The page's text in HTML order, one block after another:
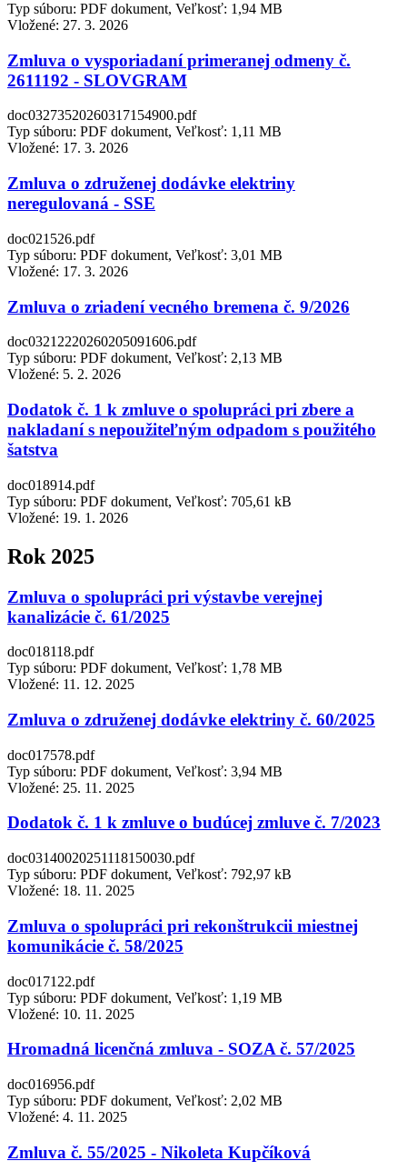
Typ súboru: PDF dokument, Veľkosť: 1,94 MB
Vložené: 27. 3. 2026
Zmluva o vysporiadaní primeranej odmeny č.
2611192 - SLOVGRAM
doc03273520260317154900.pdf
Typ súboru: PDF dokument, Veľkosť: 1,11 MB
Vložené: 17. 3. 2026
Zmluva o združenej dodávke elektriny
neregulovaná - SSE
doc021526.pdf
Typ súboru: PDF dokument, Veľkosť: 3,01 MB
Vložené: 17. 3. 2026
Zmluva o zriadení vecného bremena č. 9/2026
doc03212220260205091606.pdf
Typ súboru: PDF dokument, Veľkosť: 2,13 MB
Vložené: 5. 2. 2026
Dodatok č. 1 k zmluve o spolupráci pri zbere a
nakladaní s nepoužiteľným odpadom s použitého
šatstva
doc018914.pdf
Typ súboru: PDF dokument, Veľkosť: 705,61 kB
Vložené: 19. 1. 2026
Rok 2025
Zmluva o spolupráci pri výstavbe verejnej
kanalizácie č. 61/2025
doc018118.pdf
Typ súboru: PDF dokument, Veľkosť: 1,78 MB
Vložené: 11. 12. 2025
Zmluva o združenej dodávke elektriny č. 60/2025
doc017578.pdf
Typ súboru: PDF dokument, Veľkosť: 3,94 MB
Vložené: 25. 11. 2025
Dodatok č. 1 k zmluve o budúcej zmluve č. 7/2023
doc03140020251118150030.pdf
Typ súboru: PDF dokument, Veľkosť: 792,97 kB
Vložené: 18. 11. 2025
Zmluva o spolupráci pri rekonštrukcii miestnej
komunikácie č. 58/2025
doc017122.pdf
Typ súboru: PDF dokument, Veľkosť: 1,19 MB
Vložené: 10. 11. 2025
Hromadná licenčná zmluva - SOZA č. 57/2025
doc016956.pdf
Typ súboru: PDF dokument, Veľkosť: 2,02 MB
Vložené: 4. 11. 2025
Zmluva č. 55/2025 - Nikoleta Kupčíková